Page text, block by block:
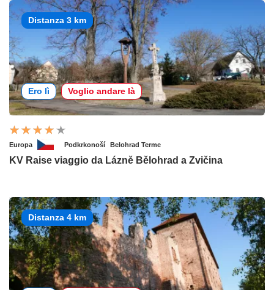
Distanza 3 km
Ero lì Voglio andare là
Europa Podkrkonoší Belohrad Terme
KV Raise viaggio da Lázně Bělohrad a Zvičina
Distanza 4 km